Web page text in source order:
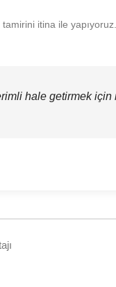
itina ile
hale getirmek için